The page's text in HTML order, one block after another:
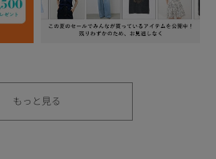
もっと見る